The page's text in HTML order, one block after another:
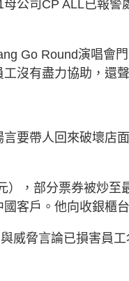
公司CP ALL已報警
Go Round演唱會
沒有盡力協助，還
要帶人回來破壞店
），部分票券被炒至
客戶。他向收銀櫃
威脅言論已損害員